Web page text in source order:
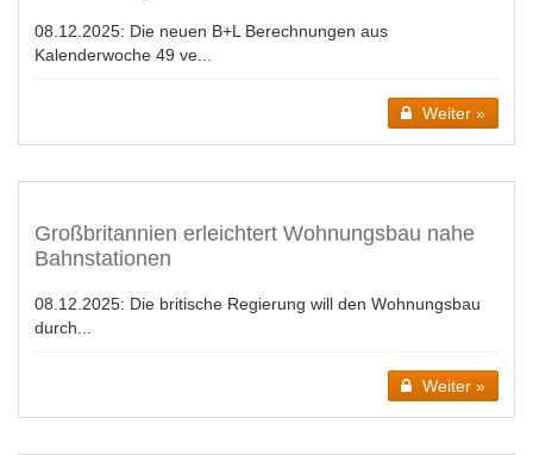
08.12.2025: Die neuen B+L Berechnungen aus
Kalenderwoche 49 ve...
Weiter »
Großbritannien erleichtert Wohnungsbau nahe
Bahnstationen
08.12.2025: Die britische Regierung will den Wohnungsbau
durch...
Weiter »